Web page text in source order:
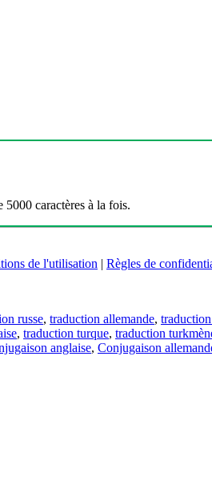
caractères à la fois.
de l'utilisation | Règles de
russe, traduction allemande,
, traduction turque, traduction
anglaise, Conjugaison